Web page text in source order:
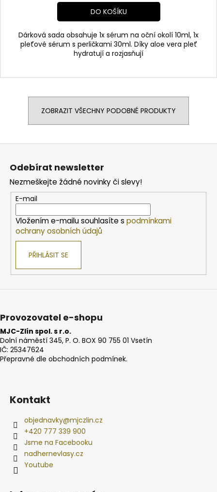
DO KOŠÍKU
Dárková sada obsahuje 1x sérum na oční okolí 10ml, 1x
pleťové sérum s perličkami 30ml. Díky aloe vera pleť
hydratují a rozjasňují
ZOBRAZIT VŠECHNY PODOBNÉ PRODUKTY
Z
Odebírat newsletter
Nezmeškejte žádné novinky či slevy!
E-mail
Vložením e-mailu souhlasíte s podmínkami
ochrany osobních údajů
PŘIHLÁSIT SE
Provozovatel e-shopu
MJC-Zlín spol. s r.o.
Dolní náměstí 345, P. O. BOX 90 755 01 Vsetín
IČ: 25347624
Přepravné dle obchodních podmínek.
Kontakt
objednavky@mjczlin.cz
+420 777 339 900
Jsme na Facebooku
nadhernevlasy.cz
Youtube